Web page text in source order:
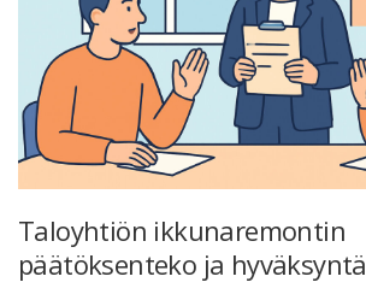
Taloyhtiön ikkunaremontin
päätöksenteko ja hyväksyntä